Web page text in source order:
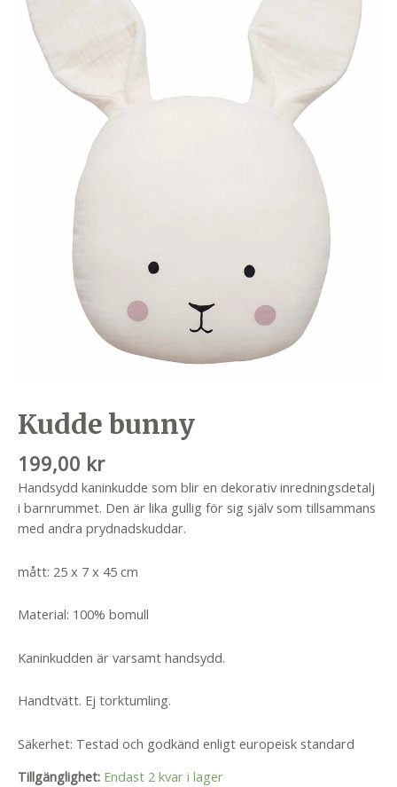
Kudde bunny
199,00 kr
Handsydd kaninkudde som blir en dekorativ inredningsdetalj
i barnrummet. Den är lika gullig för sig själv som tillsammans
med andra prydnadskuddar.
mått: 25 x 7 x 45 cm
Material: 100% bomull
Kaninkudden är varsamt handsydd.
Handtvätt. Ej torktumling.
Säkerhet: Testad och godkänd enligt europeisk standard
Tillgänglighet: Endast 2 kvar i lager